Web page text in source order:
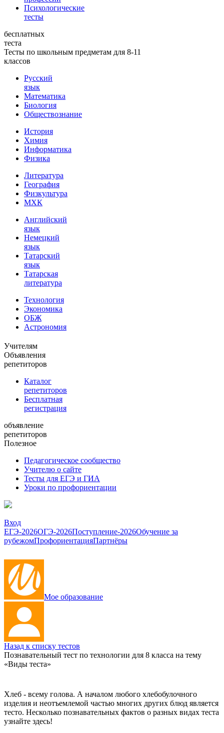
Психологические
тесты
бесплатных
теста
Тесты по школьным предметам для 8-11
классов
Русский
язык
Математика
Биология
Обществознание
История
Химия
Информатика
Физика
Литература
География
Физкультура
МХК
Английский
язык
Немецкий
язык
Татарский
язык
Татарская
литература
Технология
Экономика
ОБЖ
Астрономия
Учителям
Объявления
репетиторов
Каталог
репетиторов
Бесплатная
регистрация
объявление
репетиторов
Полезное
Педагогическое сообщество
Учителю о сайте
Тесты для ЕГЭ и ГИА
Уроки по профориентации
Вход
ЕГЭ-2026ОГЭ-2026Поступление-2026Обучение за
рубежомПрофориентацияПартнёры
Мое образование
Назад к списку тестов
Познавательный тест по технологии для 8 класса на тему
«Виды теста»
Хлеб - всему голова. А началом любого хлебобулочного
изделия и неотъемлемой частью многих других блюд является
тесто. Несколько познавательных фактов о разных видах теста
узнайте здесь!